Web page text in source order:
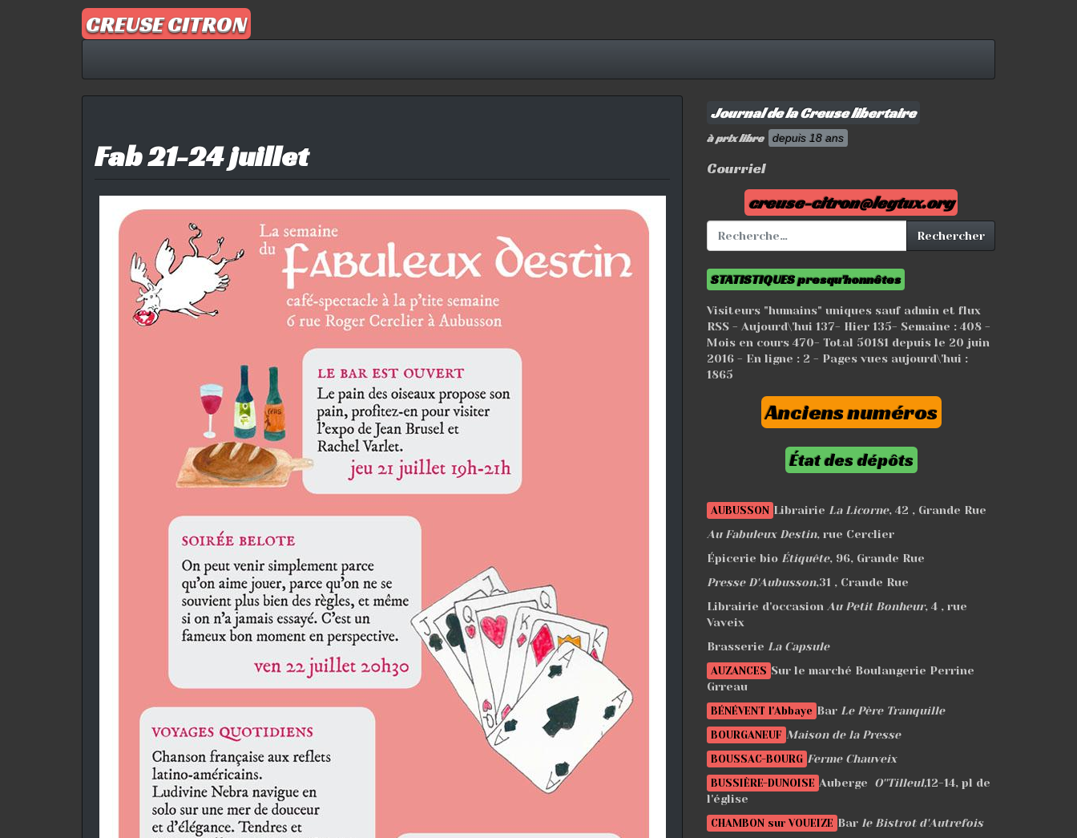
CREUSE CITRON
Fab 21-24 juillet
Journal de la Creuse libertaire
à prix libre depuis 18 ans
Courriel
creuse-citron@legtux.org
Rechercher :
Rechercher
STATISTIQUES presqu'honnêtes
Visiteurs "humains" uniques sauf admin et flux
RSS - Aujourd\'hui 137- Hier 135- Semaine : 408 -
Mois en cours 470- Total 50181 depuis le 20 juin
2016 - En ligne : 2 - Pages vues aujourd\'hui :
1865
Anciens numéros
État des dépôts
AUBUSSON Librairie La Licorne, 42 , Grande Rue
Au Fabuleux Destin, rue Cerclier
Épicerie bio Étiquête, 96, Grande Rue
Presse D'Aubusson,31 , Crande Rue
Librairie d'occasion Au Petit Bonheur, 4 , rue
Vaveix
Brasserie La Capsule
AUZANCES Sur le marché Boulangerie Perrine
Grreau
BÉNÉVENT l'Abbaye Bar Le Père Tranquille
BOURGANEUF Maison de la Presse
BOUSSAC-BOURG Ferme Chauveix
BUSSIÈRE-DUNOISE Auberge O''Tilleul,12-14, pl de
l'église
CHAMBON sur VOUEIZE Bar le Bistrot d'Autrefois